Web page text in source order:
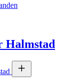
Halmstad